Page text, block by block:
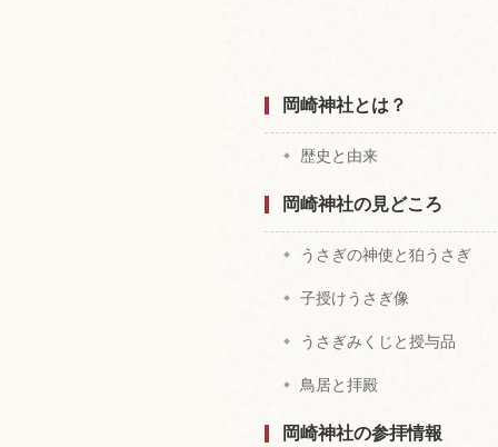
岡崎神社とは？
歴史と由来
岡崎神社の見どころ
うさぎの神使と狛うさぎ
子授けうさぎ像
うさぎみくじと授与品
鳥居と拝殿
岡崎神社の参拝情報